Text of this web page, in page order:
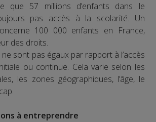
que 57 millions d’enfants dans le
pas accès à la scolarité. Un
100 000 enfants en France,
des droits.
sont pas égaux par rapport à l’accès
ou continue. Cela varie selon les
les zones géographiques, l’âge, le
à entreprendre